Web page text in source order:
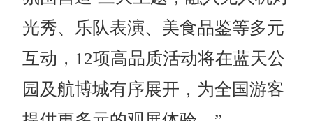
光秀、乐队表演、美食品鉴等多元
互动，12项高品质活动将在蓝天公
园及航博城有序展开，为全国游客